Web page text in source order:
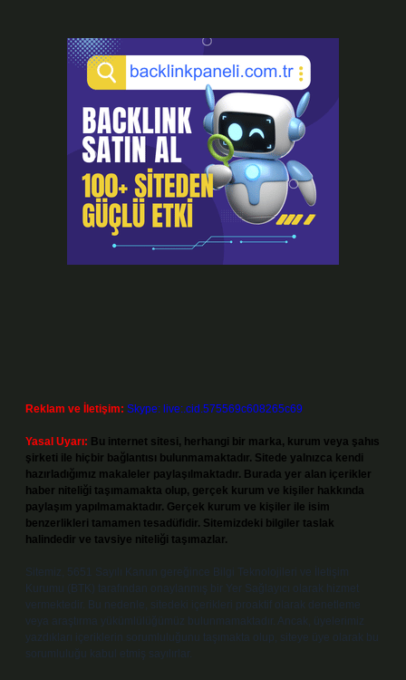
Reklam ve İletişim: Skype: live:.cid.575569c608265c69
Yasal Uyarı: Bu internet sitesi, herhangi bir marka, kurum veya şahıs
şirketi ile hiçbir bağlantısı bulunmamaktadır. Sitede yalnızca kendi
hazırladığımız makaleler paylaşılmaktadır. Burada yer alan içerikler
haber niteliği taşımamakta olup, gerçek kurum ve kişiler hakkında
paylaşım yapılmamaktadır. Gerçek kurum ve kişiler ile isim
benzerlikleri tamamen tesadüfidir. Sitemizdeki bilgiler taslak
halindedir ve tavsiye niteliği taşımazlar.
Sitemiz, 5651 Sayılı Kanun gereğince Bilgi Teknolojileri ve İletişim
Kurumu (BTK) tarafından onaylanmış bir Yer Sağlayıcı olarak hizmet
vermektedir. Bu nedenle, sitedeki içerikleri proaktif olarak denetleme
veya araştırma yükümlülüğümüz bulunmamaktadır. Ancak, üyelerimiz
yazdıkları içeriklerin sorumluluğunu taşımakta olup, siteye üye olarak bu
sorumluluğu kabul etmiş sayılırlar.